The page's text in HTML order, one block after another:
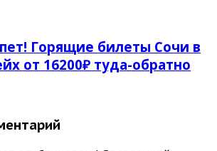
Горящие билеты Сочи в
от 16200₽ туда-обратно